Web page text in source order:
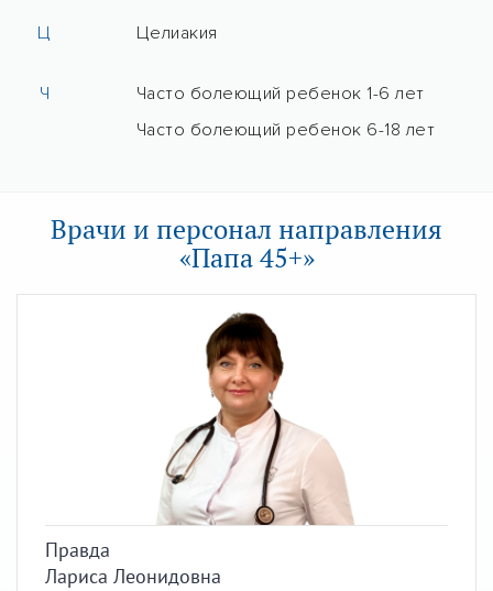
Ц Целиакия
Ч
Часто болеющий ребенок 1-6 лет
Часто болеющий ребенок 6-18 лет
Врачи и персонал направления
«Папа 45+»
Правда
Лариса Леонидовна